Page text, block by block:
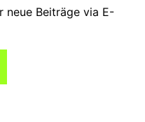
neue Beiträge via E-